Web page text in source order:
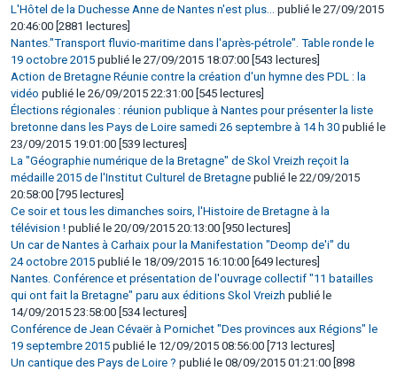
L'Hôtel de la Duchesse Anne de Nantes n'est plus... publié le 27/09/2015
20:46:00 [2881 lectures]
Nantes."Transport fluvio-maritime dans l'après-pétrole". Table ronde le
19 octobre 2015 publié le 27/09/2015 18:07:00 [543 lectures]
Action de Bretagne Réunie contre la création d'un hymne des PDL : la
vidéo publié le 26/09/2015 22:31:00 [545 lectures]
Élections régionales : réunion publique à Nantes pour présenter la liste
bretonne dans les Pays de Loire samedi 26 septembre à 14 h 30 publié le
23/09/2015 19:01:00 [539 lectures]
La "Géographie numérique de la Bretagne" de Skol Vreizh reçoit la
médaille 2015 de l'Institut Culturel de Bretagne publié le 22/09/2015
20:58:00 [795 lectures]
Ce soir et tous les dimanches soirs, l'Histoire de Bretagne à la
télévision ! publié le 20/09/2015 20:13:00 [950 lectures]
Un car de Nantes à Carhaix pour la Manifestation "Deomp de'i" du
24 octobre 2015 publié le 18/09/2015 16:10:00 [649 lectures]
Nantes. Conférence et présentation de l'ouvrage collectif "11 batailles
qui ont fait la Bretagne" paru aux éditions Skol Vreizh publié le
14/09/2015 23:58:00 [534 lectures]
Conférence de Jean Cévaër à Pornichet "Des provinces aux Régions" le
19 septembre 2015 publié le 12/09/2015 08:56:00 [713 lectures]
Un cantique des Pays de Loire ? publié le 08/09/2015 01:21:00 [898